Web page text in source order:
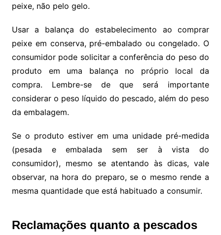
peixe, não pelo gelo.
Usar a balança do estabelecimento ao comprar
peixe em conserva, pré-embalado ou congelado. O
consumidor pode solicitar a conferência do peso do
produto em uma balança no próprio local da
compra. Lembre-se de que será importante
considerar o peso líquido do pescado, além do peso
da embalagem.
Se o produto estiver em uma unidade pré-medida
(pesada e embalada sem ser à vista do
consumidor), mesmo se atentando às dicas, vale
observar, na hora do preparo, se o mesmo rende a
mesma quantidade que está habituado a consumir.
Reclamações quanto a pescados